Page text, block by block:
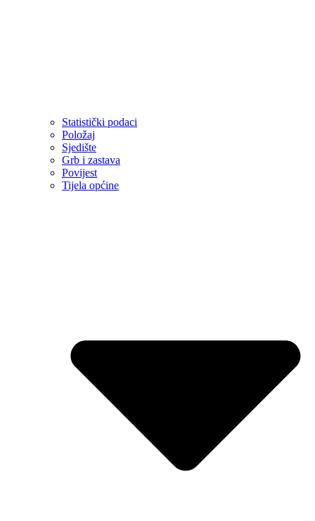
Statistički podaci
Položaj
Sjedište
Grb i zastava
Povijest
Tijela općine